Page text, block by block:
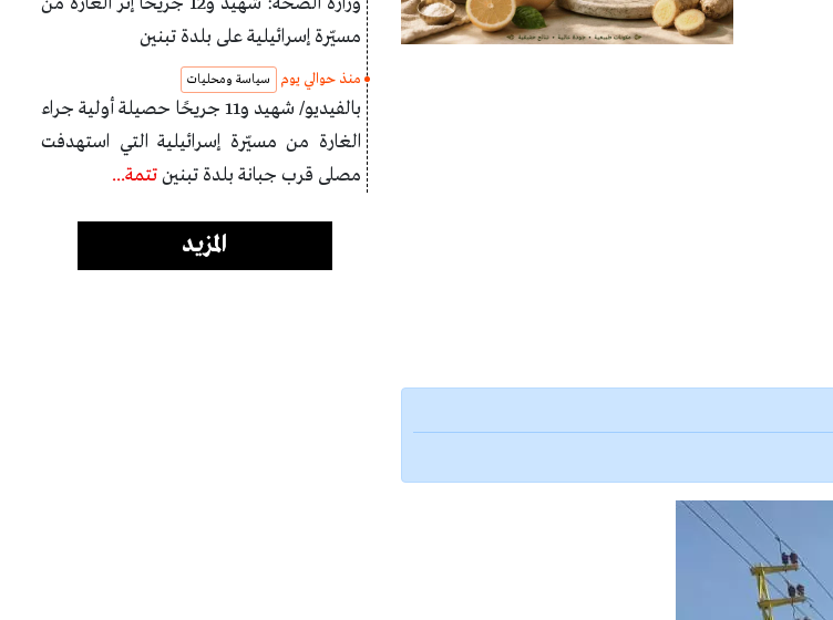
مسيّرة إسرائيلية على بلدة تبنين
منذ حوالي يوم سياسة ومحليات
بالفيديو/ شهيد و11 جريحًا حصيلة أولية جراء
الغارة من مسيّرة إسرائيلية التي استهدفت
مصلى قرب جبانة بلدة تبنينتتمة...
المزيد